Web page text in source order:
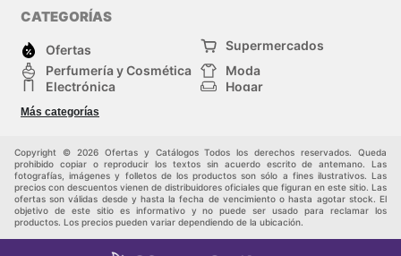
CATEGORÍAS
Ofertas
Supermercados
Perfumería y Cosmética
Moda
Electrónica
Hogar
Deporte
Juguetes y bebés
Más categorías
Copyright © 2026 Ofertas y Catálogos Todos los derechos reservados. Queda
prohibido copiar o reproducir los textos sin acuerdo escrito de antemano. Las
fotografías, imágenes y folletos de los productos son sólo a fines ilustrativos. Las
precios con descuentos vienen de distribuidores oficiales que figuran en este sitio. Las
ofertas son válidas desde y hasta la fecha de vencimiento o hasta agotar stock. El
objetivo de este sitio es informativo y no puede ser usado para reclamar los
productos. Los precios pueden variar dependiendo de la ubicación.